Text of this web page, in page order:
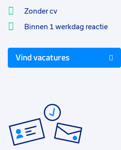
Zonder cv
Binnen 1 werkdag reactie
Vind vacatures